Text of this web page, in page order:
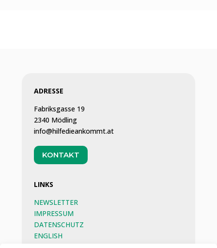
ADRESSE
Fabriksgasse 19
2340 Mödling
info@hilfedieankommt.at
KONTAKT
LINKS
NEWSLETTER
IMPRESSUM
DATENSCHUTZ
ENGLISH